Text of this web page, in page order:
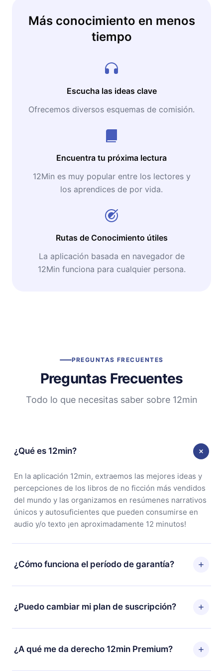
Más conocimiento en menos
tiempo
Escucha las ideas clave
Ofrecemos diversos esquemas de comisión.
Encuentra tu próxima lectura
12Min es muy popular entre los lectores y
los aprendices de por vida.
Rutas de Conocimiento útiles
La aplicación basada en navegador de
12Min funciona para cualquier persona.
PREGUNTAS FRECUENTES
Preguntas Frecuentes
Todo lo que necesitas saber sobre 12min
¿Qué es 12min?
En la aplicación 12min, extraemos las mejores ideas y
percepciones de los libros de no ficción más vendidos
del mundo y las organizamos en resúmenes narrativos
únicos y autosuficientes que pueden consumirse en
audio y/o texto ¡en aproximadamente 12 minutos!
¿Cómo funciona el período de garantía?
Puedes descargar nuestra aplicación y comenzar a
disfrutar de nuestra biblioteca. Si por alguna razón no
estás satisfecho con nuestra plataforma, simplemente
a la compra y solicita el reembolso del valor. Recibirás
¿Puedo cambiar mi plan de suscripción?
Sí, pero el cambio solo se aplicará a partir del próximo
período de facturación. Por ejemplo, si decides
cambiar tu suscripción mensual a anual, después de
¿A qué me da derecho 12min Premium?